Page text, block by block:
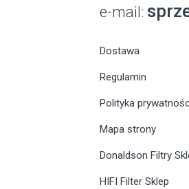
e-mail:
Dostawa
Regulamin
Polityka
Mapa strony
Donaldson Filtry
HIFI Filter Sklep